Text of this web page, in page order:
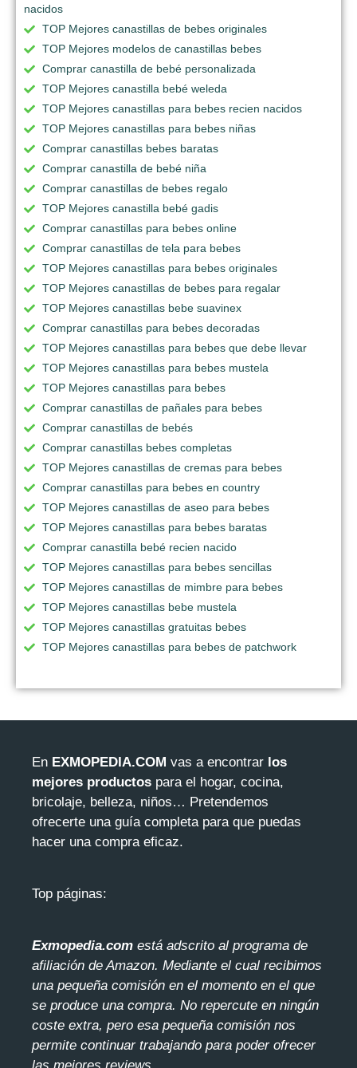
nacidos
TOP Mejores canastillas de bebes originales
TOP Mejores modelos de canastillas bebes
Comprar canastilla de bebé personalizada
TOP Mejores canastilla bebé weleda
TOP Mejores canastillas para bebes recien nacidos
TOP Mejores canastillas para bebes niñas
Comprar canastillas bebes baratas
Comprar canastilla de bebé niña
Comprar canastillas de bebes regalo
TOP Mejores canastilla bebé gadis
Comprar canastillas para bebes online
Comprar canastillas de tela para bebes
TOP Mejores canastillas para bebes originales
TOP Mejores canastillas de bebes para regalar
TOP Mejores canastillas bebe suavinex
Comprar canastillas para bebes decoradas
TOP Mejores canastillas para bebes que debe llevar
TOP Mejores canastillas para bebes mustela
TOP Mejores canastillas para bebes
Comprar canastillas de pañales para bebes
Comprar canastillas de bebés
Comprar canastillas bebes completas
TOP Mejores canastillas de cremas para bebes
Comprar canastillas para bebes en country
TOP Mejores canastillas de aseo para bebes
TOP Mejores canastillas para bebes baratas
Comprar canastilla bebé recien nacido
TOP Mejores canastillas para bebes sencillas
TOP Mejores canastillas de mimbre para bebes
TOP Mejores canastillas bebe mustela
TOP Mejores canastillas gratuitas bebes
TOP Mejores canastillas para bebes de patchwork
En EXMOPEDIA.COM vas a encontrar los
mejores productos para el hogar, cocina,
bricolaje, belleza, niños… Pretendemos
ofrecerte una guía completa para que puedas
hacer una compra eficaz.
Top páginas:
Exmopedia.com está adscrito al programa de
afiliación de Amazon. Mediante el cual recibimos
una pequeña comisión en el momento en el que
se produce una compra. No repercute en ningún
coste extra, pero esa pequeña comisión nos
permite continuar trabajando para poder ofrecer